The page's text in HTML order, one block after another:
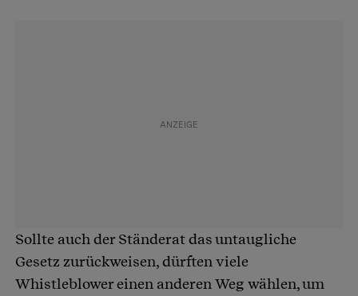
Sollte auch der Ständerat das untaugliche
Gesetz zurückweisen, dürften viele
Whistleblower einen anderen Weg wählen, um